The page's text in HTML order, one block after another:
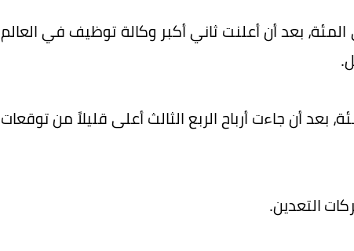
راندستاد أفضل أداء وصعد 3.7 في المئة، بعد أن أعلنت ثاني أكبر وكالة توظيف في العالم
الفرنسية للاتصالات 2.7 في المئة، بعد أن جاءت أرباح الربع الثالث أعلى قليلاً من توقعات
التعدين.